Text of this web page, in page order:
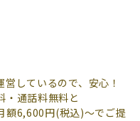
しているので、安心！
・通話料無料と
額6,600円(税込)～でご提